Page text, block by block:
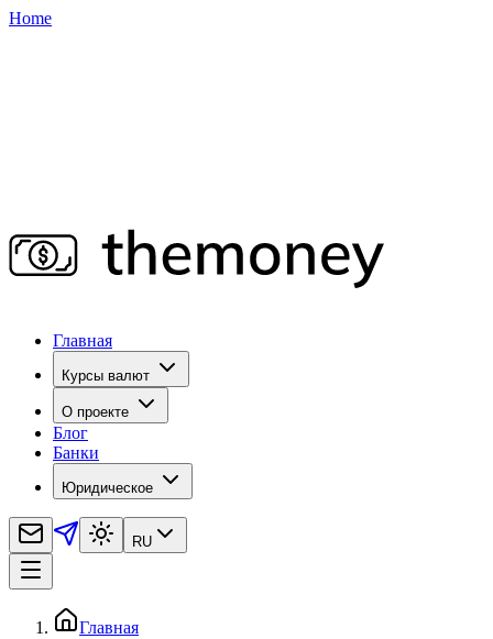
Home
Главная
Курсы валют
О проекте
Блог
Банки
Юридическое
RU
Главная